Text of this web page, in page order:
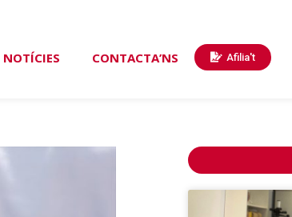
NOTÍCIES CONTACTA’NS Afilia't